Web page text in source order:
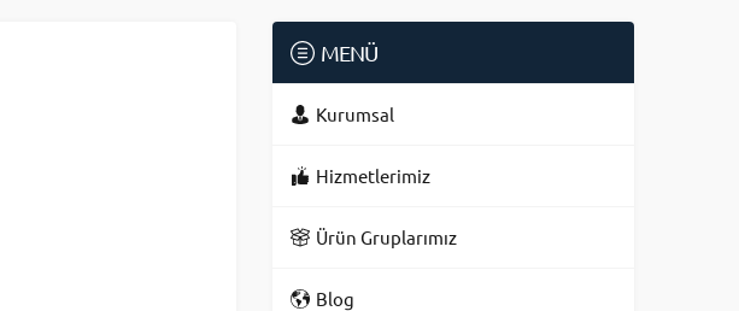
MENÜ
Kurumsal
Hizmetlerimiz
Ürün Gruplarımız
Blog